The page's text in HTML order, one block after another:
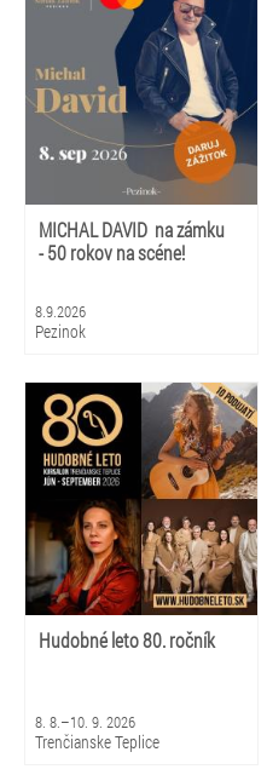
MICHAL DAVID na zámku
- 50 rokov na scéne!
8.9.2026
Pezinok
Hudobné leto 80. ročník
8. 8.–10. 9. 2026
Trenčianske Teplice